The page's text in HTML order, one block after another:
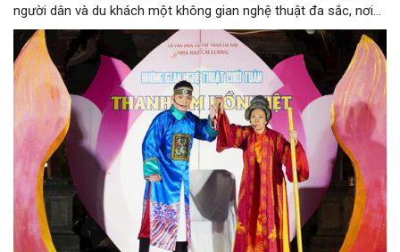
người dân và du khách một không gian nghệ thuật đa sắc, nơi
những làn điệu cải lương, ca cổ, tân cổ và các tiết mục múa
hòa quyện trong không gian của phố đi bộ hồ Hoàn Kiếm. Đặc
biệt, chương trình có sự giao lưu của các nghệ sĩ đến từ
phương Nam, góp phần tạo nên cuộc gặp gỡ nghệ thuật giàu
cảm xúc.